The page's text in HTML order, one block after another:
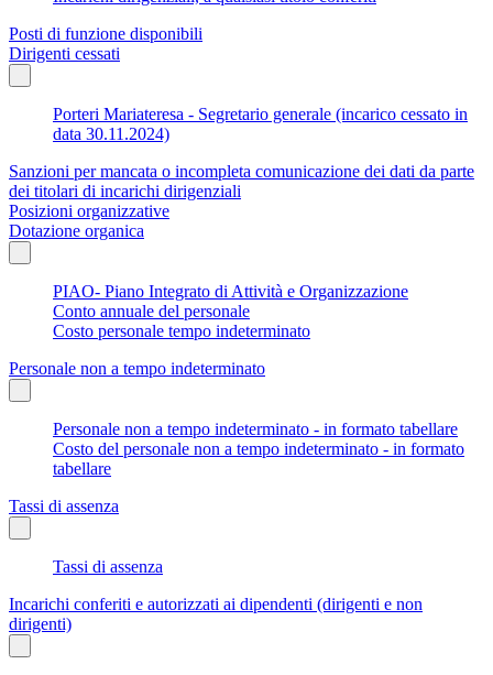
Posti di funzione disponibili
Dirigenti cessati
Porteri Mariateresa - Segretario generale (incarico cessato in
data 30.11.2024)
Sanzioni per mancata o incompleta comunicazione dei dati da parte
dei titolari di incarichi dirigenziali
Posizioni organizzative
Dotazione organica
PIAO- Piano Integrato di Attività e Organizzazione
Conto annuale del personale
Costo personale tempo indeterminato
Personale non a tempo indeterminato
Personale non a tempo indeterminato - in formato tabellare
Costo del personale non a tempo indeterminato - in formato
tabellare
Tassi di assenza
Tassi di assenza
Incarichi conferiti e autorizzati ai dipendenti (dirigenti e non
dirigenti)